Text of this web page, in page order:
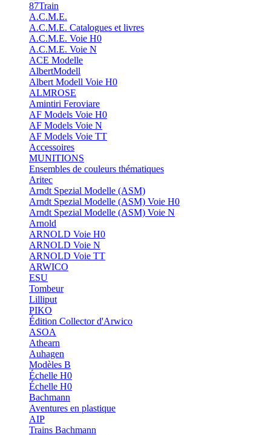
87Train
A.C.M.E.
A.C.M.E. Catalogues et livres
A.C.M.E. Voie H0
A.C.M.E. Voie N
ACE Modelle
AlbertModell
Albert Modell Voie H0
ALMROSE
Amintiri Feroviare
AF Models Voie H0
AF Models Voie N
AF Models Voie TT
Accessoires
MUNITIONS
Ensembles de couleurs thématiques
Aritec
Arndt Spezial Modelle (ASM)
Arndt Spezial Modelle (ASM) Voie H0
Arndt Spezial Modelle (ASM) Voie N
Arnold
ARNOLD Voie H0
ARNOLD Voie N
ARNOLD Voie TT
ARWICO
ESU
Tombeur
Lilliput
PIKO
Édition Collector d'Arwico
ASOA
Athearn
Auhagen
Modèles B
Échelle H0
Échelle H0
Bachmann
Aventures en plastique
AIP
Trains Bachmann